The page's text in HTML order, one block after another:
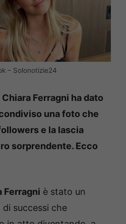
– Solonotizie24
Ferragni ha dato
una foto che
e la lascia
sorprendente. Ecco
Ferragni è stato un
successi che